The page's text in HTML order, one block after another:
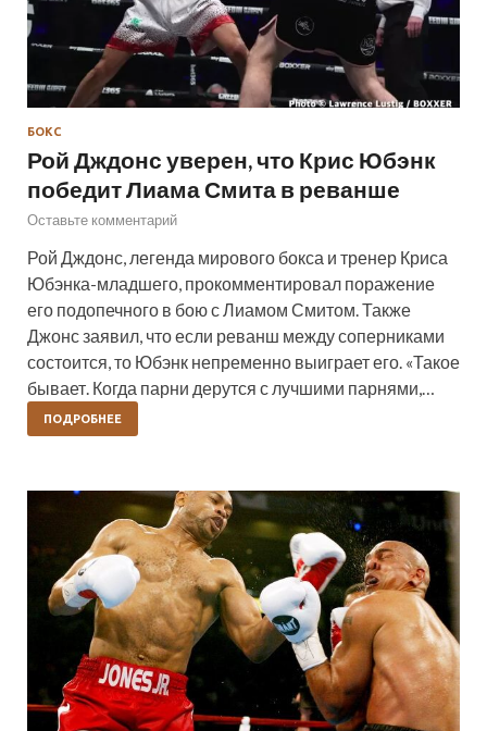
БОКС
Рой Дждонс уверен, что Крис Юбэнк
победит Лиама Смита в реванше
Оставьте комментарий
Рой Дждонс, легенда мирового бокса и тренер Криса
Юбэнка-младшего, прокомментировал поражение
его подопечного в бою с Лиамом Смитом. Также
Джонс заявил, что если реванш между соперниками
состоится, то Юбэнк непременно выиграет его. «Такое
бывает. Когда парни дерутся с лучшими парнями,…
ПОДРОБНЕЕ